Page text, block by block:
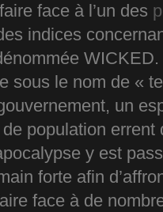
face à l’un des
indices
sous le nom de «
un
de population
y est
forte afin
face à de